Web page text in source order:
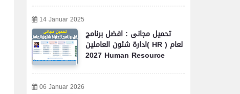
14 Januar 2025
تحميل مجانى : افضل برنامج
ادارة شئون العاملين( HR ) لعام
2027 Human Resource
06 Januar 2026